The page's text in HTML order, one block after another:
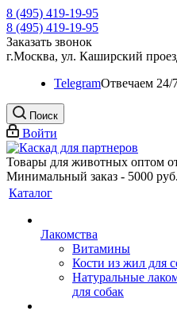
8 (495) 419-19-95
8 (495) 419-19-95
Заказать звонок
г.Москва, ул. Каширский
TelegramOтвечаем 24/
Поиск
Войти
Товары для животных оптом
Минимальный заказ - 5000 руб.
Каталог
Лакомства
Витамины
Кости из жил для
Натуральные
для собак